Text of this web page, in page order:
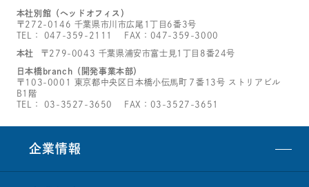
本社別館（ヘッドオフィス）
〒272-0146 千葉県市川市広尾1丁目6番3号
TEL： 047-359-2111 FAX：047-359-3000
本社 〒279-0043 千葉県浦安市富士見1丁目8番24号
日本橋branch（開発事業本部）
〒103-0001 東京都中央区日本橋小伝馬町７番13号 ストリアビル
B1階
TEL： 03-3527-3650 FAX：03-3527-3651
企業情報